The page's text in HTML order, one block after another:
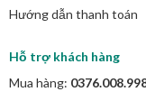
Hướng dẫn thanh toán
Hỗ trợ khách hàng
Mua hàng: